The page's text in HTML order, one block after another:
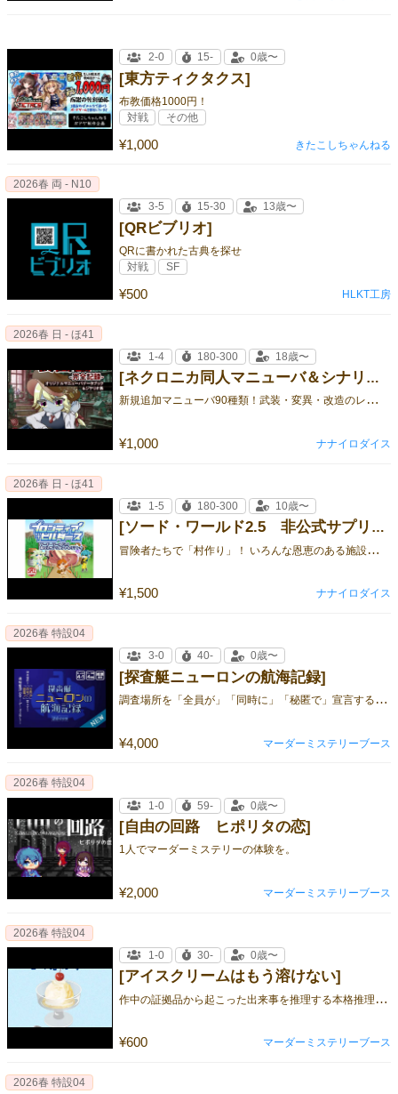
[東方ティクタクス]
布教価格1000円！
¥1,000
2-0 15- 0歳〜
対戦 その他
きたこしちゃんねる
[QRビブリオ]
QRに書かれた古典を探せ
¥500
2026春 両 - N10
3-5
15-30 13歳〜
対戦 SF
HLKT工房
[ネクロニカ同人マニューバ＆シナリオブック「人形師の製図室-完全記録-」]
新
規追加マニューバ90種類！武装・変異・改造のレベル1〜3が各10種！さらにクラスデータ2種、シナリオ2本の大ボリュームブック！
¥1,000
2026春 日 - ほ41
1-4
180-300 18歳〜
ナナイロダイス
[ソード・ワールド2.5 非公式サプリ＆シナリオ＆リプレイ「フロンティア・ビルダーズ」]
冒
険者たちで「村作り」！ いろんな恩恵のある施設を建てて、自分たちだけの村を作ろう！
¥1,500
2026春 日 - ほ41
1-5
180-300 10歳〜
ナナイロダイス
[探査艇ニューロンの航海記録]
調
査場所を「全員が」「同時に」「秘匿で」宣言する、情報整理型マーダーミステリー
¥4,000
2026春 特設04
3-0
40- 0歳〜
マーダーミステリーブース
[自由の回路 ヒポリタの恋]
1人でマーダーミステリーの体験を。
¥2,000
2026春 特設04
1-0
59- 0歳〜
マーダーミステリーブース
[アイスクリームはもう溶けない]
作
中の証拠品から起こった出来事を推理する本格推理ゲーム、掌編版 体験型推理小説 第三作！
¥600
2026春 特設04
1-0
30- 0歳〜
マーダーミステリーブース
2026春 特設04